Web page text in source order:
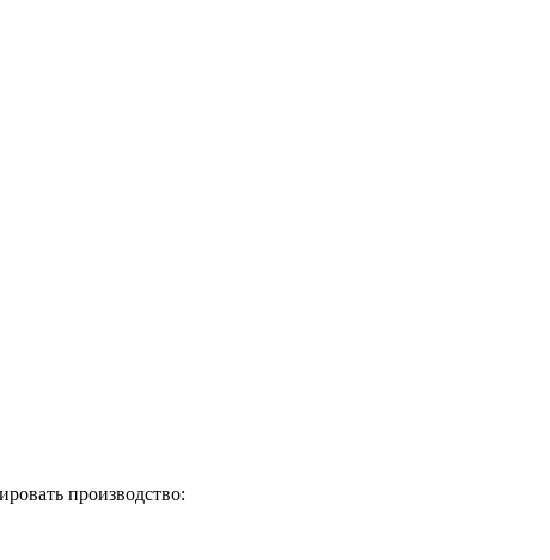
производство: